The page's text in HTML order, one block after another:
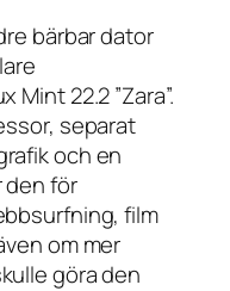
bärbar dator
22.2 ”Zara”.
separat
och en
den för
film
om mer
göra den